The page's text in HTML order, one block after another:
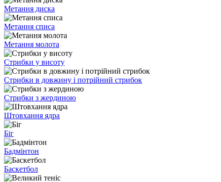
Метання диска
Метання списа
Метання молота
Стрибки у висоту
Стрибки в довжину і потрійний стрибок
Стрибки з жердиною
Штовхання ядра
Біг
Бадмінтон
Баскетбол